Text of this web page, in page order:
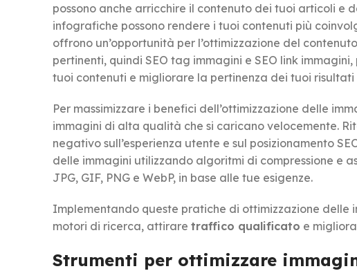
possono anche arricchire il contenuto dei tuoi articoli e
infografiche possono rendere i tuoi contenuti più
offrono un’opportunità per l’ottimizzazione del
pertinenti, quindi SEO tag immagini e SEO link
tuoi contenuti e migliorare la pertinenza dei tuoi risultati
Per massimizzare i benefici dell’ottimizzazione delle
immagini di alta qualità che si caricano velocemente.
negativo sull’esperienza utente e sul posizionamento
delle immagini utilizzando algoritmi di compressione e
JPG, GIF, PNG e WebP, in base alle tue esigenze.
Implementando queste pratiche di ottimizzazione
motori di ricerca, attirare traffico qualificato e
Strumenti per ottimizzare